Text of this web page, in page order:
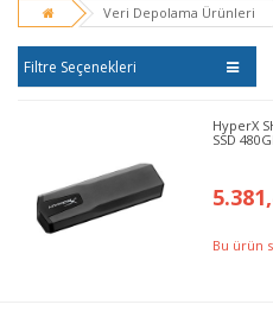
Veri Depolama Ürünleri
Filtre Seçenekleri
HyperX
SSD
Bu ürün